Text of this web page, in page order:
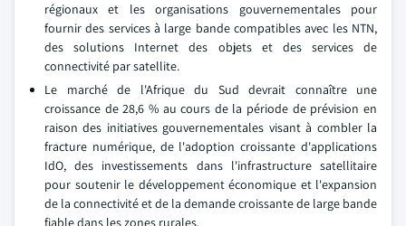
régionaux et les organisations gouvernementales pour
fournir des services à large bande compatibles avec les NTN,
des solutions Internet des objets et des services de
connectivité par satellite.
Le marché de l'Afrique du Sud devrait connaître une
croissance de 28,6 % au cours de la période de prévision en
raison des initiatives gouvernementales visant à combler la
fracture numérique, de l'adoption croissante d'applications
IdO, des investissements dans l'infrastructure satellitaire
pour soutenir le développement économique et l'expansion
de la connectivité et de la demande croissante de large bande
fiable dans les zones rurales.